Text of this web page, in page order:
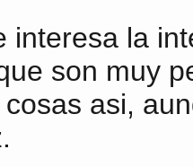
interesa la
son muy
asi,